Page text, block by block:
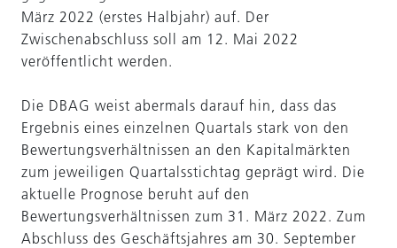
März 2022 (erstes Halbjahr) auf. Der
Zwischenabschluss soll am 12. Mai 2022
veröffentlicht werden.
Die DBAG weist abermals darauf hin, dass das
Ergebnis eines einzelnen Quartals stark von den
Bewertungsverhältnissen an den Kapitalmärkten
zum jeweiligen Quartalsstichtag geprägt wird. Die
aktuelle Prognose beruht auf den
Bewertungsverhältnissen zum 31. März 2022. Zum
Abschluss des Geschäftsjahres am 30. September